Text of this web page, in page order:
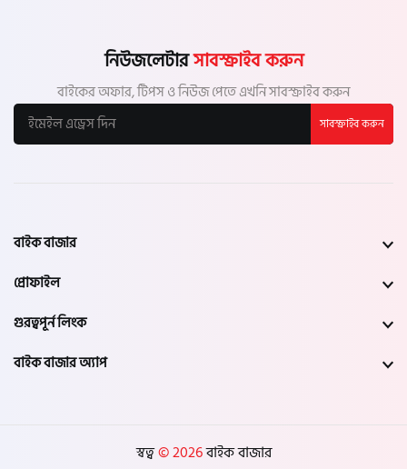
নিউজলেটারসাবস্ক্রাইব করুন
বাইকের অফার, টিপস ও নিউজ পেতে এখনি সাবস্ক্রাইব করুন
সাবস্ক্রাইব করুন
বাইক বাজার
প্রোফাইল
গুরত্বপূর্ন লিংক
বাইক বাজার অ্যাপ
স্বত্ব© 2026বাইক বাজার